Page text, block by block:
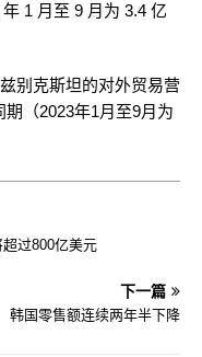
1 月至 9 月为 3.4 亿
别克斯坦的对外贸易营
（2023年1月至9月为
过800亿美元
下一篇
韩国零售额连续两年半下降